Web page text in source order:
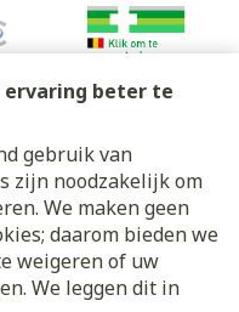
ervaring beter te
gebruik van
zijn noodzakelijk om
We maken geen
daarom bieden we
weigeren of uw
We leggen dit in